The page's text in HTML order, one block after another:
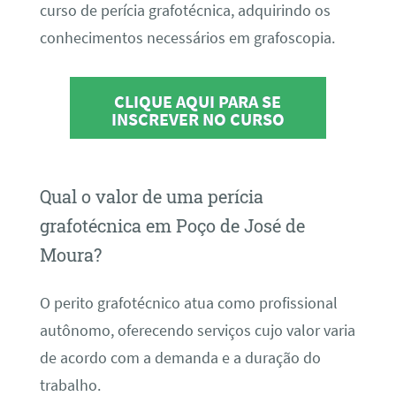
curso de perícia grafotécnica, adquirindo os
conhecimentos necessários em grafoscopia.
CLIQUE AQUI PARA SE
INSCREVER NO CURSO
Qual o valor de uma perícia
grafotécnica em Poço de José de
Moura?
O perito grafotécnico atua como profissional
autônomo, oferecendo serviços cujo valor varia
de acordo com a demanda e a duração do
trabalho.